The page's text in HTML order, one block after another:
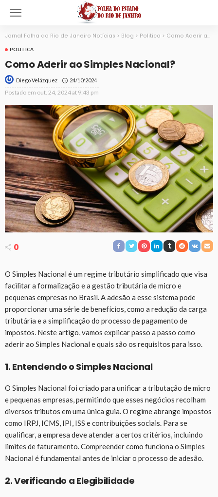
Jornal Folha do Rio de Janeiro Notícias > Blog > Politica > Como Aderir ao Simples Nacional?
POLITICA
Como Aderir ao Simples Nacional?
Diego Velázquez 24/10/2024
Postado em out. 24, 2024 at 9:43 pm
0
O Simples Nacional é um regime tributário simplificado que visa
facilitar a formalização e a gestão tributária de micro e
pequenas empresas no Brasil. A adesão a esse sistema pode
proporcionar uma série de benefícios, como a redução da carga
tributária e a simplificação do processo de pagamento de
impostos. Neste artigo, vamos explicar passo a passo como
aderir ao Simples Nacional e quais são os requisitos para isso.
1. Entendendo o Simples Nacional
O Simples Nacional foi criado para unificar a tributação de micro
e pequenas empresas, permitindo que esses negócios recolham
diversos tributos em uma única guia. O regime abrange impostos
como IRPJ, ICMS, IPI, ISS e contribuições sociais. Para se
qualificar, a empresa deve atender a certos critérios, incluindo
limites de faturamento. Compreender como funciona o Simples
Nacional é fundamental antes de iniciar o processo de adesão.
2. Verificando a Elegibilidade